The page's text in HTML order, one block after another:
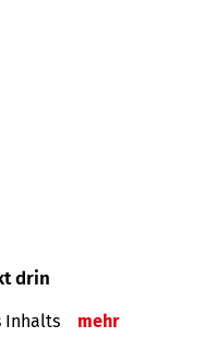
drin
Inhalts mehr